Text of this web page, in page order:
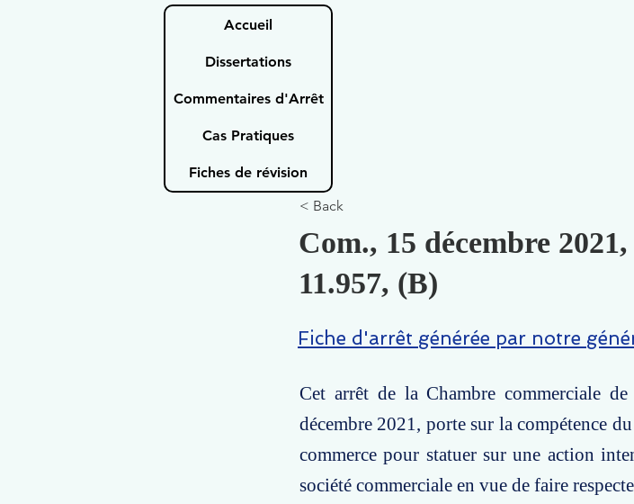
Accueil
Dissertations
Commentaires d'Arrêt
Cas Pratiques
Fiches de révision
< Back
Com., 15 décembre
11.957, (B)
Fiche d'arrêt générée par notre
Cet arrêt de la Chambre commerciale
décembre 2021, porte sur la compétence
commerce pour statuer sur une action
société commerciale en vue de faire